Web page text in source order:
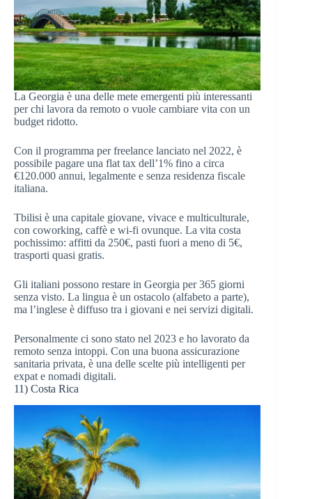
La Georgia è una delle mete emergenti più interessanti
per chi lavora da remoto o vuole cambiare vita con un
budget ridotto.
Con il programma per freelance lanciato nel 2022, è
possibile pagare una flat tax dell’1% fino a circa
€120.000 annui, legalmente e senza residenza fiscale
italiana.
Tbilisi è una capitale giovane, vivace e multiculturale,
con coworking, caffè e wi-fi ovunque. La vita costa
pochissimo: affitti da 250€, pasti fuori a meno di 5€,
trasporti quasi gratis.
Gli italiani possono restare in Georgia per 365 giorni
senza visto. La lingua è un ostacolo (alfabeto a parte),
ma l’inglese è diffuso tra i giovani e nei servizi digitali.
Personalmente ci sono stato nel 2023 e ho lavorato da
remoto senza intoppi. Con una buona assicurazione
sanitaria privata, è una delle scelte più intelligenti per
expat e nomadi digitali.
11) Costa Rica